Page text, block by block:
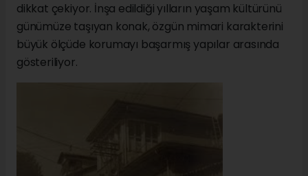
dikkat çekiyor. İnşa edildiği yılların yaşam kültürünü
günümüze taşıyan konak, özgün mimari karakterini
büyük ölçüde korumayı başarmış yapılar arasında
gösteriliyor.